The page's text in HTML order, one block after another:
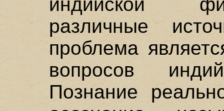
различные
проблема
вопросов
Познание